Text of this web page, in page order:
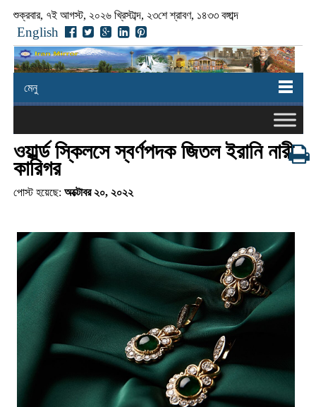
শুক্রবার, ৭ই আগস্ট, ২০২৬ খ্রিস্টাব্দ, ২৩শে শ্রাবণ, ১৪৩৩ বঙ্গাব্দ
English
মেনু
ওয়ার্ল্ড স্কিলসে স্বর্ণপদক জিতল ইরানি নারী
কারিগর
পোস্ট হয়েছে: অক্টোবর ২০, ২০২২